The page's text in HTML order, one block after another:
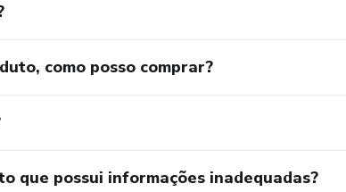
como posso comprar?
que possui informações inadequadas?